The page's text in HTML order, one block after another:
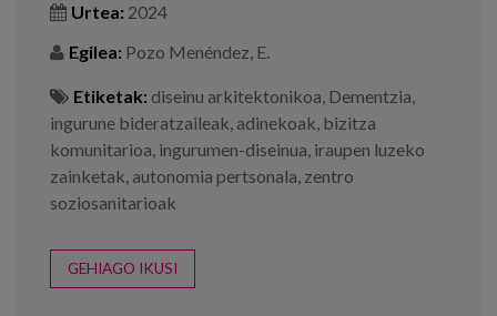
Urtea: 2024
Egilea: Pozo Menéndez, E.
Etiketak: diseinu arkitektonikoa, Dementzia,
ingurune bideratzaileak, adinekoak, bizitza
komunitarioa, ingurumen-diseinua, iraupen luzeko
zainketak, autonomia pertsonala, zentro
soziosanitarioak
GEHIAGO IKUSI